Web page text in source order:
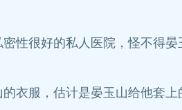
很好的私人医院，怪不得晏
服，估计是晏玉山给他套上